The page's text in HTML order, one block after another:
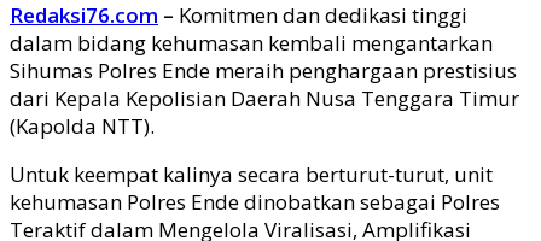
Redaksi76.com – Komitmen dan dedikasi tinggi
dalam bidang kehumasan kembali mengantarkan
Sihumas Polres Ende meraih penghargaan prestisius
dari Kepala Kepolisian Daerah Nusa Tenggara Timur
(Kapolda NTT).
Untuk keempat kalinya secara berturut-turut, unit
kehumasan Polres Ende dinobatkan sebagai Polres
Teraktif dalam Mengelola Viralisasi, Amplifikasi